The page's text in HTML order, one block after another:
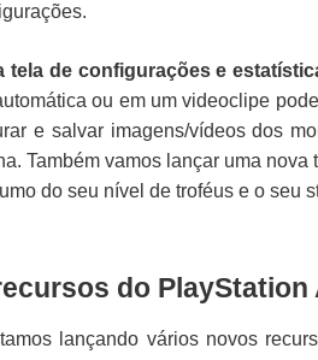
tela de configurações e
ou em um videoclipe
e salvar imagens/vídeos dos
Também vamos lançar uma
do seu nível de troféus e o seu
do PlayStation
lançando vários novos